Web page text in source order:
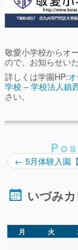
敬愛小学校からオ
ので、お知らせい
詳しくは学園HP:
学校 – 学校法人鎮
さい。
← 5月体験入園
いづみ
月 火